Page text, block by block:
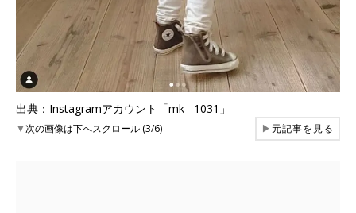
出典：Instagramアカウント「mk__1031」
▼次の画像は下へスクロール (3/6) ▶元記事を見る